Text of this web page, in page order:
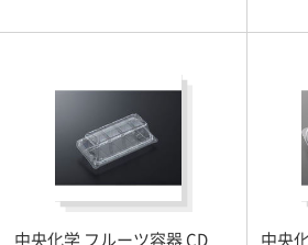
中央化学 フルーツ容器 CD
中央